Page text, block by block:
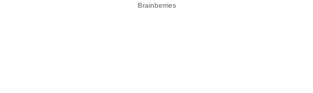
Brainberries